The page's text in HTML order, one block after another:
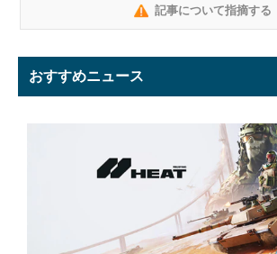
記事について指摘する
おすすめニュース